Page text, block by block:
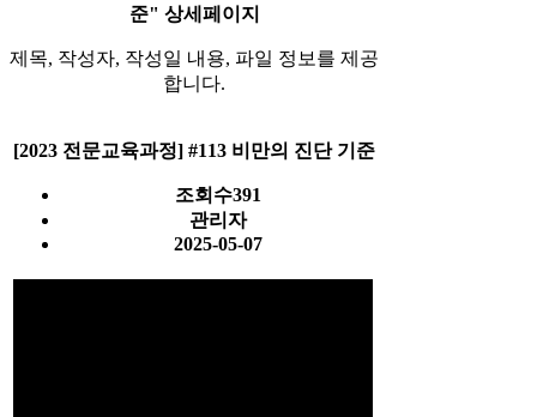
준" 상세페이지
제목, 작성자, 작성일 내용, 파일 정보를 제공
합니다.
[2023 전문교육과정] #113 비만의 진단 기준
조회수391
관리자
2025-05-07